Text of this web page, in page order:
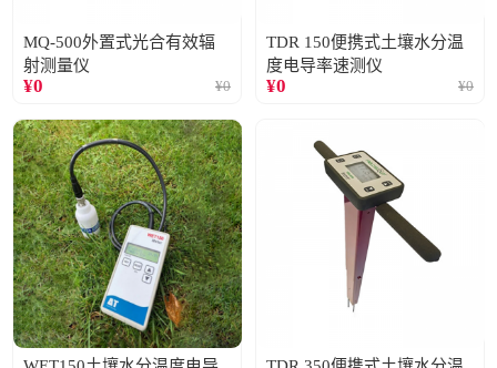
MQ-500外置式光合有效辐
射测量仪
¥0 ¥0
TDR 150便携式土壤水分温
度电导率速测仪
¥0 ¥0